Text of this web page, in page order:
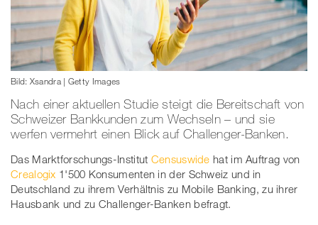
Bild: Xsandra | Getty Images
Nach einer aktuellen Studie steigt die Bereitschaft von
Schweizer Bankkunden zum Wechseln – und sie
werfen vermehrt einen Blick auf Challenger-Banken.
Das Marktforschungs-Institut Censuswide hat im Auftrag von
Crealogix 1'500 Konsumenten in der Schweiz und in
Deutschland zu ihrem Verhältnis zu Mobile Banking, zu ihrer
Hausbank und zu Challenger-Banken befragt.